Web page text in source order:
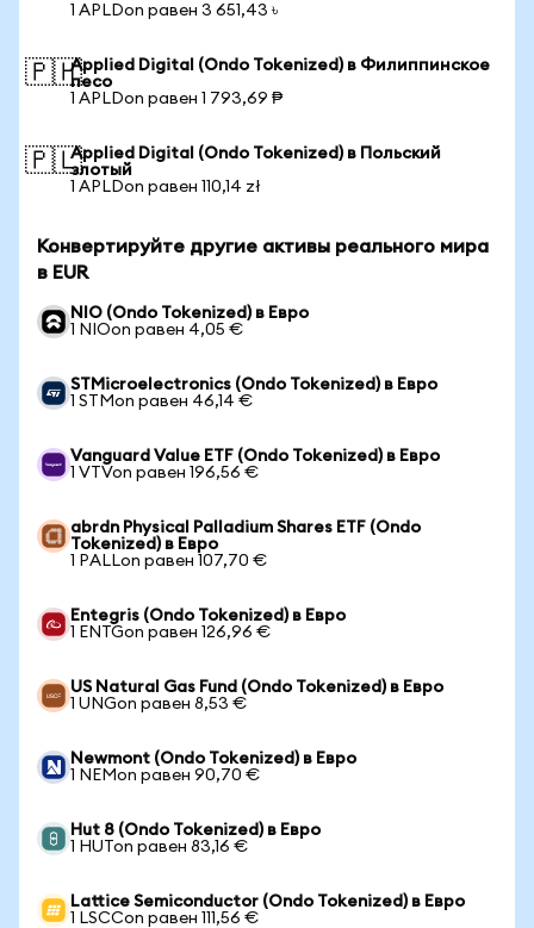
1 APLDon равен 3 651,43 ৳
🇵🇭Applied Digital (Ondo Tokenized) в Филиппинское
песо
1 APLDon равен 1 793,69 ₱
🇵🇱Applied Digital (Ondo Tokenized) в Польский
злотый
1 APLDon равен 110,14 zł
Конвертируйте другие активы реального мира
в EUR
NIO (Ondo Tokenized) в Евро
1 NIOon равен 4,05 €
STMicroelectronics (Ondo Tokenized) в Евро
1 STMon равен 46,14 €
Vanguard Value ETF (Ondo Tokenized) в Евро
1 VTVon равен 196,56 €
abrdn Physical Palladium Shares ETF (Ondo
Tokenized) в Евро
1 PALLon равен 107,70 €
Entegris (Ondo Tokenized) в Евро
1 ENTGon равен 126,96 €
US Natural Gas Fund (Ondo Tokenized) в Евро
1 UNGon равен 8,53 €
Newmont (Ondo Tokenized) в Евро
1 NEMon равен 90,70 €
Hut 8 (Ondo Tokenized) в Евро
1 HUTon равен 83,16 €
Lattice Semiconductor (Ondo Tokenized) в Евро
1 LSCCon равен 111,56 €